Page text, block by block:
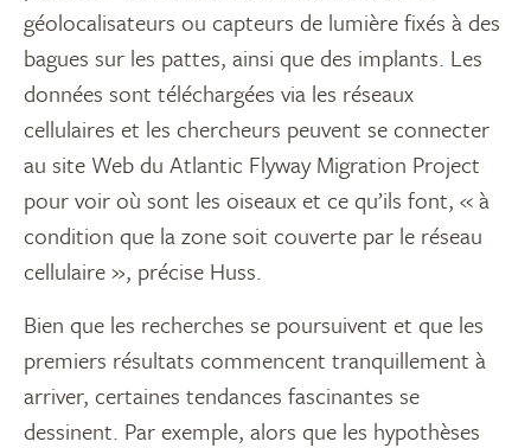
géolocalisateurs ou capteurs de lumière fixés à des
bagues sur les pattes, ainsi que des implants. Les
données sont téléchargées via les réseaux
cellulaires et les chercheurs peuvent se connecter
au site Web du Atlantic Flyway Migration Project
pour voir où sont les oiseaux et ce qu’ils font, « à
condition que la zone soit couverte par le réseau
cellulaire », précise Huss.
Bien que les recherches se poursuivent et que les
premiers résultats commencent tranquillement à
arriver, certaines tendances fascinantes se
dessinent. Par exemple, alors que les hypothèses